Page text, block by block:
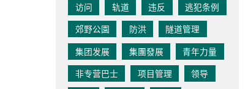
访问
轨道 违反
逃犯条例
郊野公園
防洪
隧道管理
集团发展
集團發展
青年力量
非专营巴士
项目管理
领导